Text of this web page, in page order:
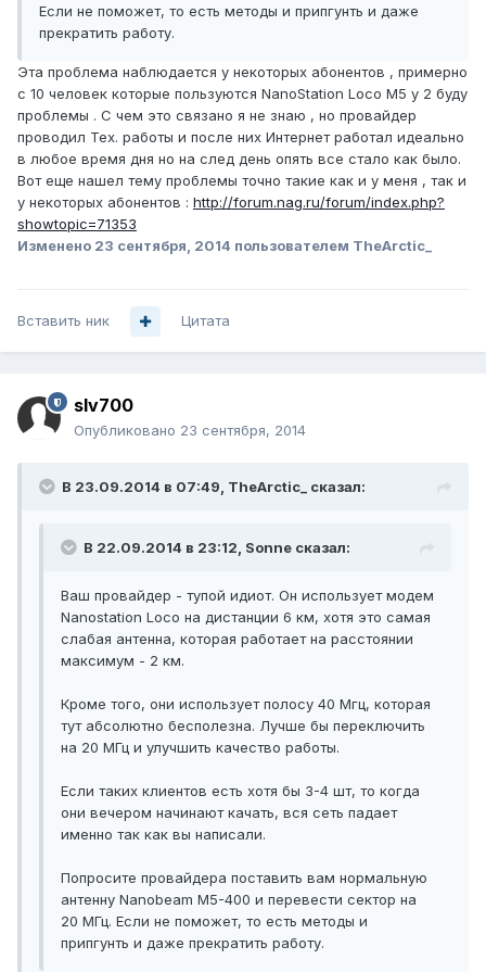
Если не поможет, то есть методы и припгунть и даже
прекратить работу.
Эта проблема наблюдается у некоторых абонентов , примерно
с 10 человек которые пользуются NanoStation Loco M5 у 2 буду
проблемы . С чем это связано я не знаю , но провайдер
проводил Тех. работы и после них Интернет работал идеально
в любое время дня но на след день опять все стало как было.
Вот еще нашел тему проблемы точно такие как и у меня , так и
у некоторых абонентов : http://forum.nag.ru/forum/index.php?
showtopic=71353
Изменено 23 сентября, 2014 пользователем TheArctic_
Вставить ник Цитата
slv700
Опубликовано 23 сентября, 2014
В 23.09.2014 в 07:49, TheArctic_ сказал:
В 22.09.2014 в 23:12, Sonne сказал:
Ваш провайдер - тупой идиот. Он использует модем
Nanostation Loco на дистанции 6 км, хотя это самая
слабая антенна, которая работает на расстоянии
максимум - 2 км.
Кроме того, они использует полосу 40 Мгц, которая
тут абсолютно бесполезна. Лучше бы переключить
на 20 МГц и улучшить качество работы.
Если таких клиентов есть хотя бы 3-4 шт, то когда
они вечером начинают качать, вся сеть падает
именно так как вы написали.
Попросите провайдера поставить вам нормальную
антенну Nanobeam M5-400 и перевести сектор на
20 МГц. Если не поможет, то есть методы и
припгунть и даже прекратить работу.